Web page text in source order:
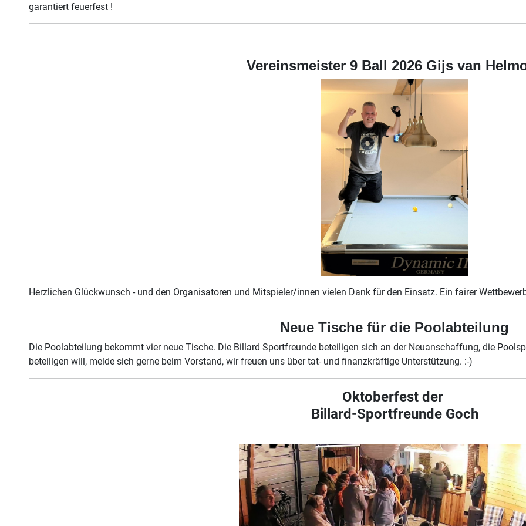
garantiert feuerfest !
Vereinsmeister 9 Ball 2026 Gijs van
Herzlichen Glückwunsch - und den Organisatoren und Mitspieler/innen vielen Dank für den Einsatz. Ein fairer
Neue Tische für die Poolabteilung
Die Poolabteilung bekommt vier neue Tische. Die Billard Sportfreunde beteiligen sich an der Neuanschaffung, die
beteiligen will, melde sich gerne beim Vorstand, wir freuen uns über tat- und finanzkräftige Unterstützung. :-)
Oktoberfest der
Billard-Sportfreunde Goch